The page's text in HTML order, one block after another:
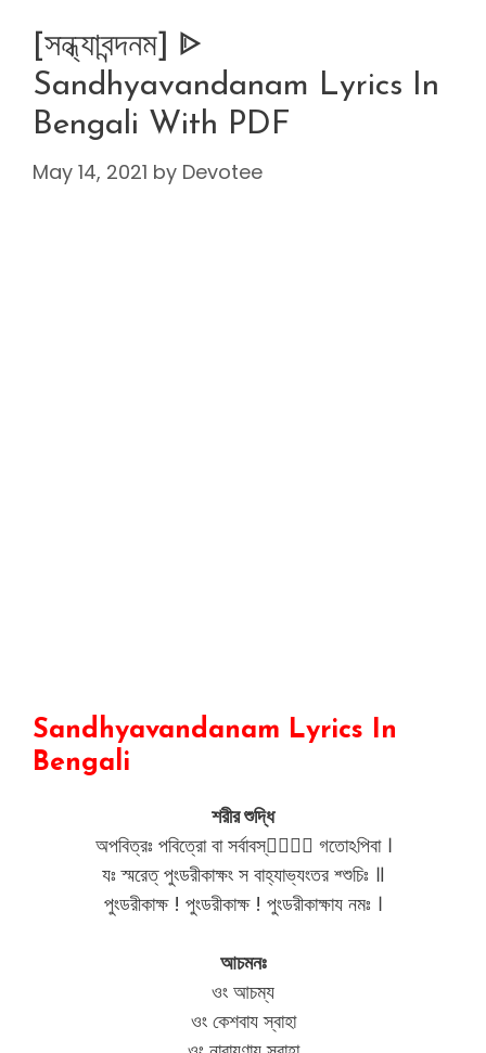
[সন্ধ্যাবন্দনম] ᐈ
Sandhyavandanam Lyrics In
Bengali With PDF
May 14, 2021 by Devotee
Sandhyavandanam Lyrics In
Bengali
শরীর শুদ্ধি
অপবিত্রঃ পবিত্রো বা সর্বাবস্থাং᳚ গতোঽপিবা ।
যঃ স্মরেত্ পুংডরীকাক্ষং স বাহ্যাভ্যংতর শ্শুচিঃ ॥
পুংডরীকাক্ষ ! পুংডরীকাক্ষ ! পুংডরীকাক্ষায নমঃ ।
আচমনঃ
ওং আচম্য
ওং কেশবায স্বাহা